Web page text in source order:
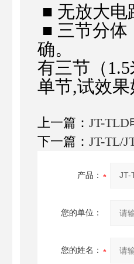
■ 无放大
■ 三节分体
确。
有三节（
单节,试效
上一篇： JT-
下一篇： JT-TL/
产品：
您的单位：
您的姓名：